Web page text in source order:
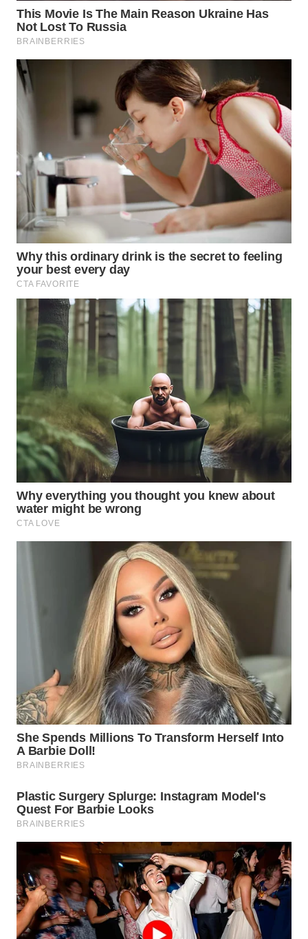
ENERGI
NEWS
CILEUNGSI
BERAMPU
NEWS
ANUGERAH
NEWS
AKHLAK
ID
PERAPKI
NEWS
SONYA
ASA
NEWS